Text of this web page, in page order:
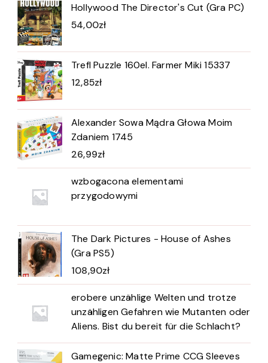
Hollywood The Director's Cut (Gra PC)
54,00zł
Trefl Puzzle 160el. Farmer Miki 15337
12,85zł
Alexander Sowa Mądra Głowa Moim
Zdaniem 1745
26,99zł
wzbogacona elementami
przygodowymi
The Dark Pictures - House of Ashes
(Gra PS5)
108,90zł
erobere unzählige Welten und trotze
unzähligen Gefahren wie Mutanten oder
Aliens. Bist du bereit für die Schlacht?
Gamegenic: Matte Prime CCG Sleeves